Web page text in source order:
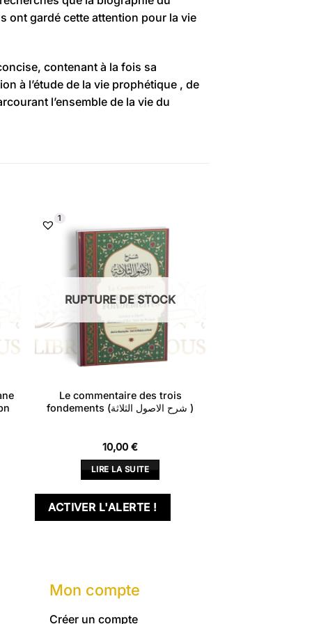
ont gardé cette attention pour la vie
contenant à la fois sa
à l’étude de la vie prophétique , de
l’ensemble de la vie du
1
RUPTURE DE STOCK
Le commentaire des trois
fondements (شرح الاصول الثلاثة )
10,00€
LIRE LA SUITE
ACTIVER L'ALERTE !
Mon compte
Créer un compte